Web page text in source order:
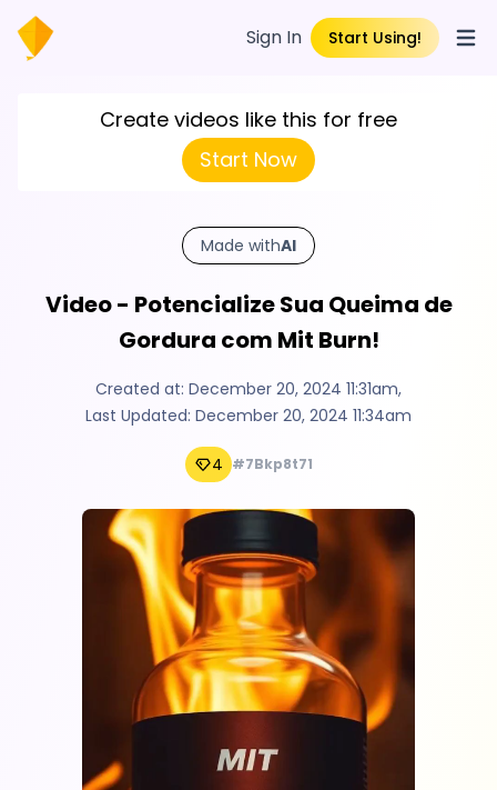
Sign In Start Using!
Create videos like this for free
Start Now
Made withAI
Video - Potencialize Sua Queima de
Gordura com Mit Burn!
Created at: December 20, 2024 11:31am,
Last Updated: December 20, 2024 11:34am
4 #7Bkp8t71